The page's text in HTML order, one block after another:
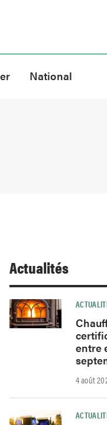
National
Actualités
entre
4 août